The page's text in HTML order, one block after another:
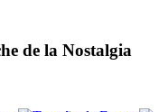
de la Nostalgia